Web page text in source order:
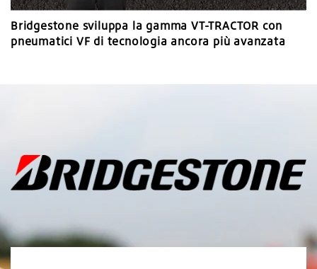
Bridgestone sviluppa la gamma VT-TRACTOR con
pneumatici VF di tecnologia ancora più avanzata